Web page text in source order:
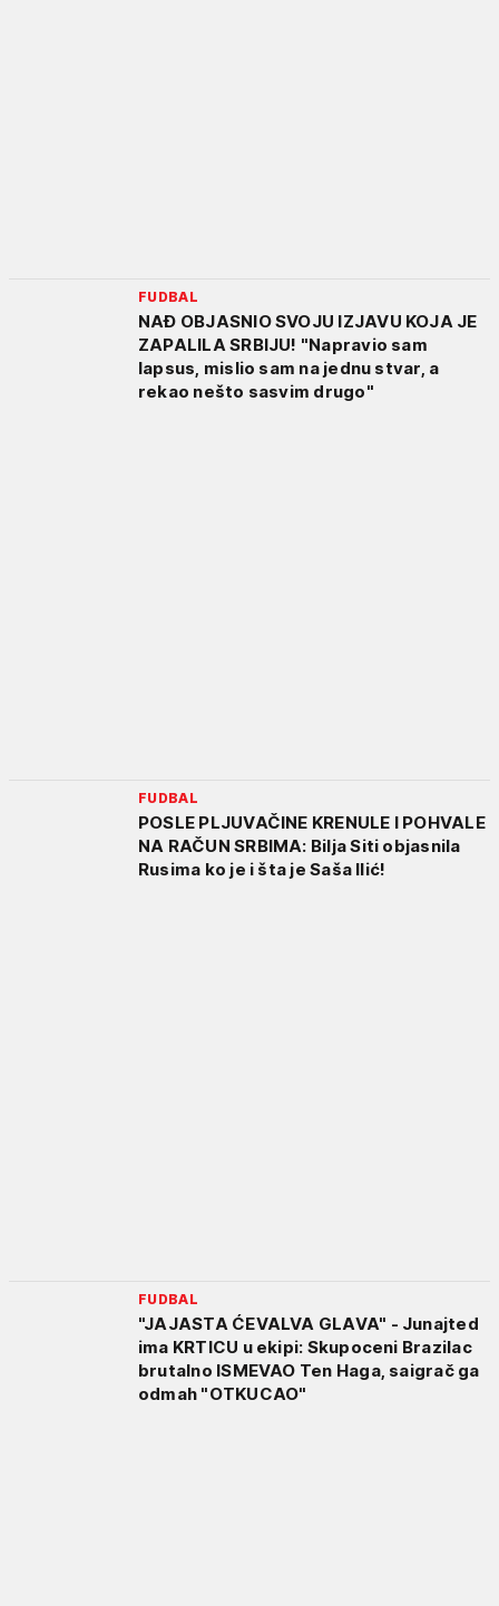
FUDBAL
NAĐ OBJASNIO SVOJU IZJAVU KOJA JE
ZAPALILA SRBIJU! "Napravio sam
lapsus, mislio sam na jednu stvar, a
rekao nešto sasvim drugo"
FUDBAL
POSLE PLJUVAČINE KRENULE I POHVALE
NA RAČUN SRBIMA: Bilja Siti objasnila
Rusima ko je i šta je Saša Ilić!
FUDBAL
"JAJASTA ĆEVALVA GLAVA" - Junajted
ima KRTICU u ekipi: Skupoceni Brazilac
brutalno ISMEVAO Ten Haga, saigrač ga
odmah "OTKUCAO"